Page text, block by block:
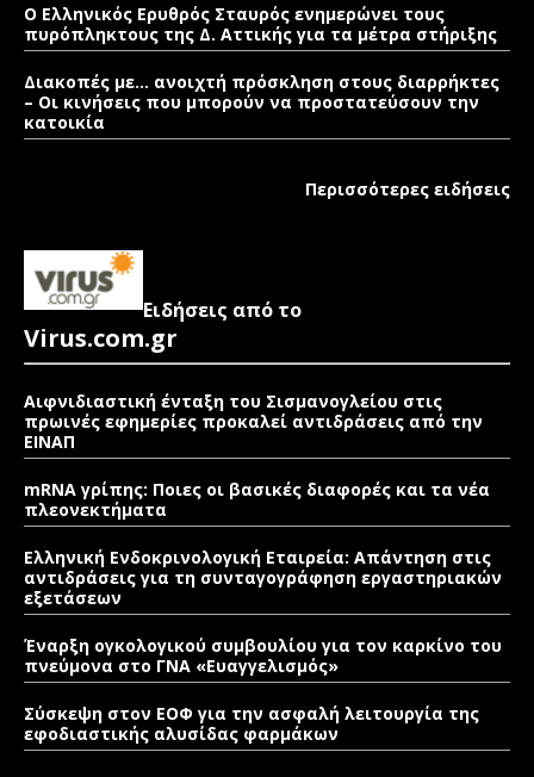
Ο Ελληνικός Ερυθρός Σταυρός ενημερώνει τους
πυρόπληκτους της Δ. Αττικής για τα μέτρα στήριξης
Διακοπές με… ανοιχτή πρόσκληση στους διαρρήκτες
– Οι κινήσεις που μπορούν να προστατεύσουν την
κατοικία
Περισσότερες ειδήσεις
Ειδήσεις από το
Virus.com.gr
Αιφνιδιαστική ένταξη του Σισμανογλείου στις
πρωινές εφημερίες προκαλεί αντιδράσεις από την
ΕΙΝΑΠ
mRNA γρίπης: Ποιες οι βασικές διαφορές και τα νέα
πλεονεκτήματα
Ελληνική Ενδοκρινολογική Εταιρεία: Απάντηση στις
αντιδράσεις για τη συνταγογράφηση εργαστηριακών
εξετάσεων
Έναρξη ογκολογικού συμβουλίου για τον καρκίνο του
πνεύμονα στο ΓΝΑ «Ευαγγελισμός»
Σύσκεψη στον ΕΟΦ για την ασφαλή λειτουργία της
εφοδιαστικής αλυσίδας φαρμάκων